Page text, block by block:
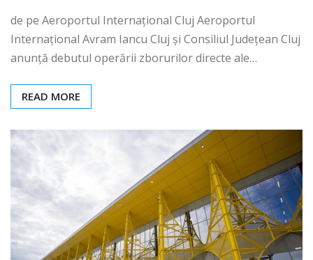
de pe Aeroportul Internaţional Cluj Aeroportul
Internațional Avram Iancu Cluj și Consiliul Județean Cluj
anunță debutul operării zborurilor directe ale…
READ MORE